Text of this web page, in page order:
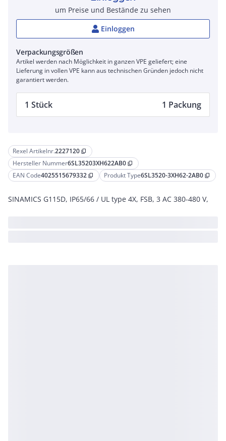
Rexel Artikelnr.2227120 content_copy
Hersteller Nummer6SL35203XH622AB0 content_copy
EAN Code4025515679332 content_copy Produkt Type6SL3520-3XH62-2AB0 content_copy
SINAMICS G115D, IP65/66 / UL type 4X, FSB, 3 AC 380-480 V,
um Preise und Bestände zu sehen
Einloggen
Verpackungsgrößen
Artikel werden nach Möglichkeit in ganzen VPE geliefert; eine
Lieferung in vollen VPE kann aus technischen Gründen jedoch nicht
garantiert werden.
1 Stück 1 Packung